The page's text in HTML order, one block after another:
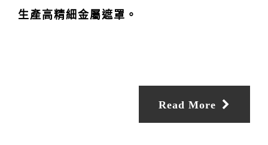
生產高精細金屬遮罩。
Read More